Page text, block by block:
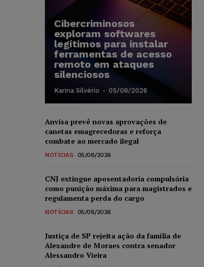
Cibercriminosos
exploram softwares
legítimos para instalar
ferramentas de acesso
remoto em ataques
silenciosos
Karina Silvério - 05/08/2026
Anvisa prevê novas aprovações de
canetas emagrecedoras e reforça
combate ao mercado ilegal
NOTÍCIAS 05/08/2026
CNJ extingue aposentadoria compulsória
como punição máxima para magistrados e
regulamenta perda do cargo
NOTÍCIAS 05/08/2026
Justiça de SP rejeita ação da família de
Alexandre de Moraes contra senador
Alessandro Vieira